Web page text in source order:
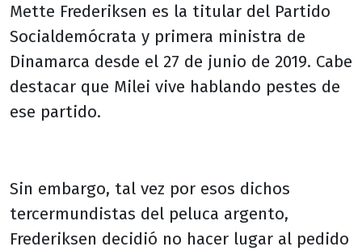
Mette Frederiksen es la titular del Partido
Socialdemócrata y primera ministra de
Dinamarca desde el 27 de junio de 2019. Cabe
destacar que Milei vive hablando pestes de
ese partido.
Sin embargo, tal vez por esos dichos
tercermundistas del peluca argento,
Frederiksen decidió no hacer lugar al pedido